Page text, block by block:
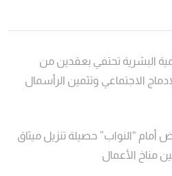
البشرية تحتفي بعقدين من
الاجتماعي وتثمين الرأسمال
أمام “النواب” حصيلة تنزيل ميثاق
مناخ الأعمال